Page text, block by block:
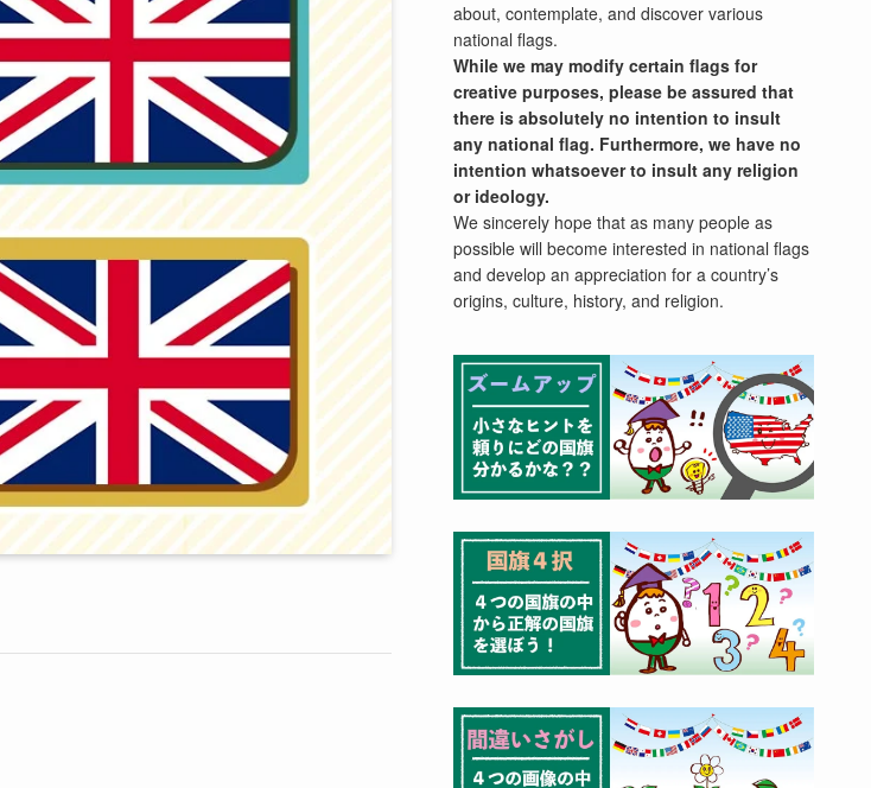
about, contemplate, and discover various
national flags.
While we may modify certain flags for
creative purposes, please be assured that
there is absolutely no intention to insult
any national flag. Furthermore, we have no
intention whatsoever to insult any religion
or ideology.
We sincerely hope that as many people as
possible will become interested in national flags
and develop an appreciation for a country’s
origins, culture, history, and religion.